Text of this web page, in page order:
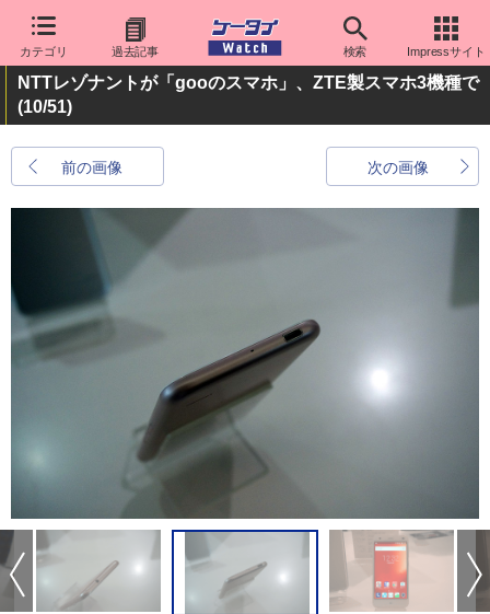
カテゴリ 過去記事 検索 Impressサイト
NTTレゾナントが「gooのスマホ」、ZTE製スマホ3機種で
(10/51)
前の画像 次の画像